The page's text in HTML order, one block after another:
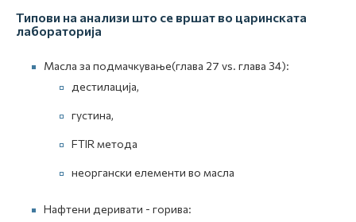
Типови на анализи што се вршат во царинската
лабораторија
Масла за подмачкување(глава 27 vs. глава 34):
дестилација,
густина,
FTIR метода
неоргански елементи во масла
Нафтени деривати - горива: